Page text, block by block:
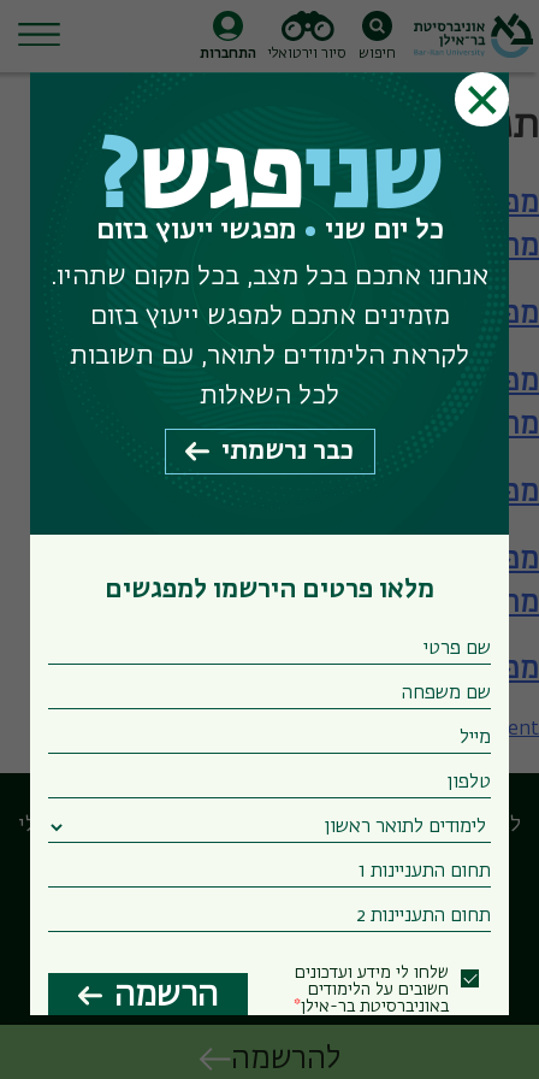
Skip
to
חיפוש סיור וירטואלי התחברות
תגית חיפוש:
מפגש עם המחלקה למדעי המידע – תארים
מתקדמים
מפגש עם המחלקה למדעי המידע
מפגש עם המחלקה למדעי המידע – תארים
מתקדמים
מפגש עם המחלקה למדעי המידע
מפגש עם המחלקה למדעי המידע – תארים
מתקדמים
מפגש עם המחלקה למדעי המידע
Leave a Comment
מפגש
למדעי
המידע
לוח המפגשים המרכזי הבחירות שלי
Powered by Forms-Wizard
שניפגש?
כל יום שני מפגשי ייעוץ בזום
אנחנו אתכם בכל מצב, בכל מקום שתהיו.
מזמינים אתכם למפגש ייעוץ בזום
לקראת הלימודים לתואר, עם תשובות
לכל השאלות
כבר נרשמתי
מלאו פרטים הירשמו למפגשים
שלחו לי מידע ועדכונים
חשובים על הלימודים
באוניברסיטת בר-אילן
הרשמה
להרשמה